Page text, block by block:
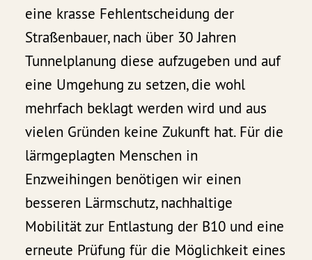
eine krasse Fehlentscheidung der
Straßenbauer, nach über 30 Jahren
Tunnelplanung diese aufzugeben und auf
eine Umgehung zu setzen, die wohl
mehrfach beklagt werden wird und aus
vielen Gründen keine Zukunft hat. Für die
lärmgeplagten Menschen in
Enzweihingen benötigen wir einen
besseren Lärmschutz, nachhaltige
Mobilität zur Entlastung der B10 und eine
erneute Prüfung für die Möglichkeit eines